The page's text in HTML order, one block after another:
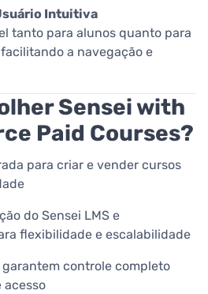
Intuitiva
tanto para alunos quanto para
a navegação e
Sensei with
Paid Courses?
para criar e vender cursos
do Sensei LMS e
flexibilidade e escalabilidade
controle completo
acesso